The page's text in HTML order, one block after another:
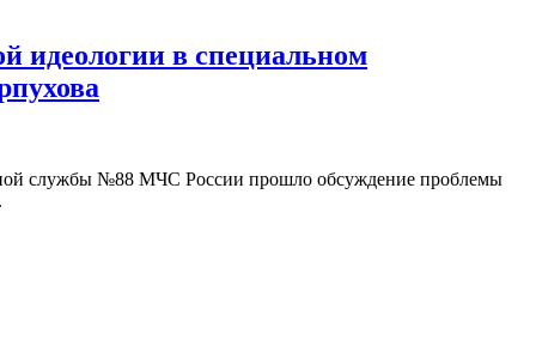
идеологии в специальном
службы №88 МЧС России прошло обсуждение проблемы